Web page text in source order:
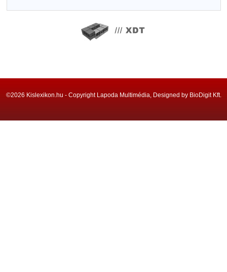
©2026 Kislexikon.hu - Copyright Lapoda Multimédia, Designed by BioDigit Kft.